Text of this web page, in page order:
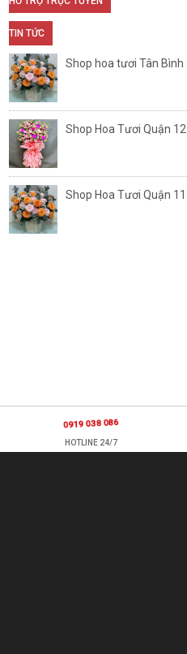
TIN TỨC
Shop hoa tươi Tân Bình
Shop Hoa Tươi Quận 12
Shop Hoa Tươi Quận 11
0919 038 086
HOTLINE 24/7